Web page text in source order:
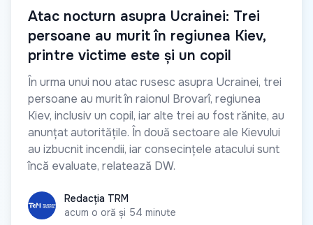
Atac nocturn asupra Ucrainei: Trei
persoane au murit în regiunea Kiev,
printre victime este și un copil
În urma unui nou atac rusesc asupra Ucrainei, trei
persoane au murit în raionul Brovarî, regiunea
Kiev, inclusiv un copil, iar alte trei au fost rănite, au
anunțat autoritățile. În două sectoare ale Kievului
au izbucnit incendii, iar consecințele atacului sunt
încă evaluate, relatează DW.
Redacția TRM
Redacția TRM
acum o oră și 54 minute